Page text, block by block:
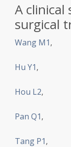
A
surgical
Wang M1,
Hu Y1,
Hou L2,
Pan Q1,
Tang P1,